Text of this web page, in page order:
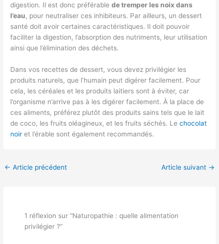
digestion. Il est donc préférablede tremper les noix dans
l’eau, pour neutraliser ces inhibiteurs. Par ailleurs, un dessert
santé doit avoir certaines caractéristiques. Il doit pouvoir
faciliter la digestion, l’absorption des nutriments, leur utilisation
ainsi que l’élimination des déchets.
Dans vos recettes de dessert, vous devez privilégier les
produits naturels, que l’humain peut digérer facilement. Pour
cela, les céréales et les produits laitiers sont à éviter, car
l’organisme n’arrive pas à les digérer facilement. À la place de
ces aliments, préférez plutôt des produits sains tels que le lait
de coco, les fruits oléagineux, et les fruits séchés. Lechocolat
noir et l’érable sont également recommandés.
← Article précédent Article suivant →
1 réflexion sur “Naturopathie : quelle alimentation
privilégier ?”